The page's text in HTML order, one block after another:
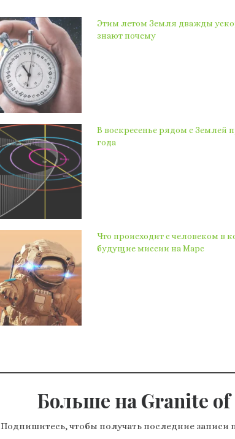
Этим летом Земля дважды
знают почему
В воскресенье рядом с Землей
года
Что происходит с человеком в
будущие миссии на Марс
Больше на Granite of
Подпишитесь, чтобы получать последние записи